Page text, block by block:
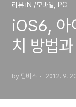
리뷰 iN /모바일, PC
iOS6, 아
치 방법
by 단비스 2012. 9.